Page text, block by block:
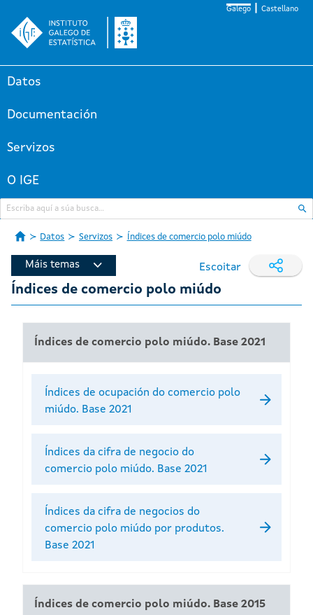
Galego Castellano
Datos
Documentación
Servizos
O IGE
Datos Servizos Índices de comercio polo miúdo
Máis temas Escoitar
Índices de comercio polo miúdo
Índices de comercio polo miúdo. Base 2021
Índices de ocupación do comercio polo
miúdo. Base 2021
Índices da cifra de negocio do
comercio polo miúdo. Base 2021
Índices da cifra de negocios do
comercio polo miúdo por produtos.
Base 2021
Índices de comercio polo miúdo. Base 2015